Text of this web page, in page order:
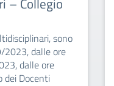
sono
2023, dalle ore
dalle ore
dei Docenti